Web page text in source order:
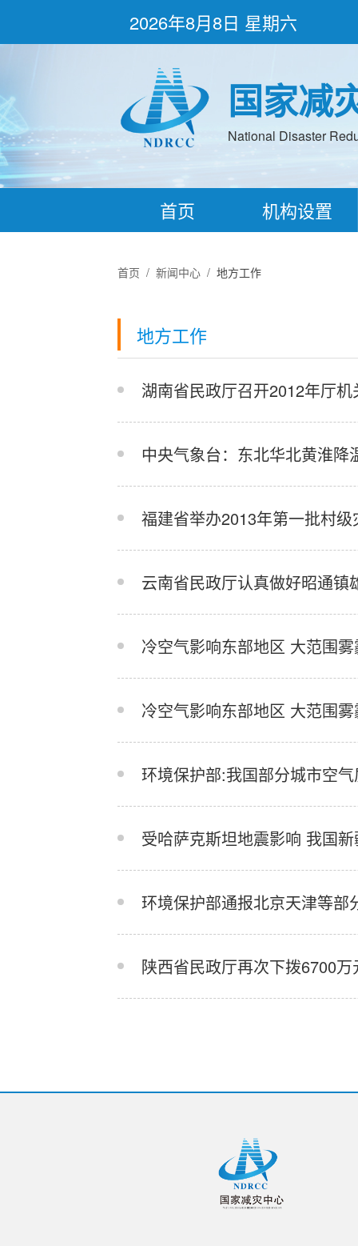
2026年8月8日 星期六
国家减
National Disaster
首页 机构设置
首页 / 新闻中心/ 地方工作
地方工作
湖南省民政厅召开2012年厅
中央气象台：东北华北黄淮
福建省举办2013年第一批村
云南省民政厅认真做好昭通镇
冷空气影响东部地区 大范围
冷空气影响东部地区 大范围
环境保护部:我国部分城市空
受哈萨克斯坦地震影响 我国
环境保护部通报北京天津等部
陕西省民政厅再次下拨6700